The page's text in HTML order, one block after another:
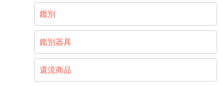
鑑別
鑑別器具
還流商品